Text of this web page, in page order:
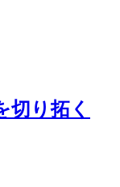
切り拓く